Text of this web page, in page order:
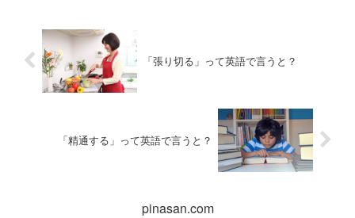
「張り切る」って英語で言うと？
「精通する」って英語で言うと？
pinasan.com